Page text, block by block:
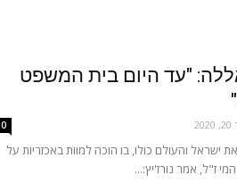
"עד היום בית המשפט
0
שזעזע את ישראל והעולם כולו, בו הוכה למוות באכזריות על
ז"ל, אמר נורז'יץ:...